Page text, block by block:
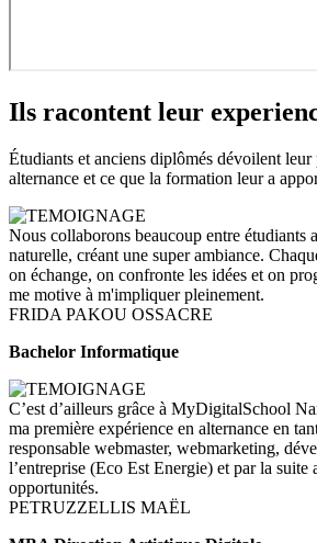
Ils racontent leur
Étudiants et anciens diplômés dévoilent leur
alternance et ce que la formation leur a
Nous collaborons beaucoup entre étudiants
naturelle, créant une super ambiance.
on échange, on confronte les idées et on
me motive à m'impliquer pleinement.
FRIDA PAKOU OSSACRE
Bachelor Informatique
C’est d’ailleurs grâce à MyDigitalSchool
ma première expérience en alternance en
responsable webmaster, webmarketing,
l’entreprise (Eco Est Energie) et par la suite
opportunités.
PETRUZZELLIS MAËL